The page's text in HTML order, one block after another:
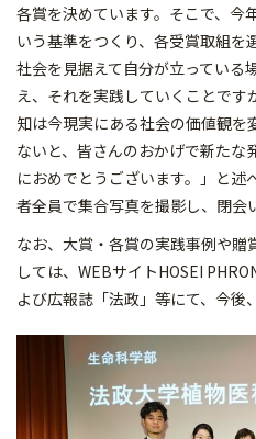
各賞を決めています。そこで、今
いう基準をつくり、各受賞取組を
社会を見据えて自分が立っている
え、それを実践していくことです
知は今現実にある社会の価値観を
ないと、皆さんのおかげで新たな
におめでとうございます。」と述
者全員で集合写真を撮影し、閉会
なお、大賞・各賞の実践事例や贈
しては、WEBサイトHOSEI
よび広報誌「法政」等にて、今後